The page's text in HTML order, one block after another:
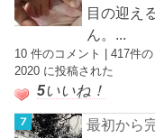
目の迎え
ん。...
10 件のコメント |417件
2020 に投稿された
5いいね！
最初から